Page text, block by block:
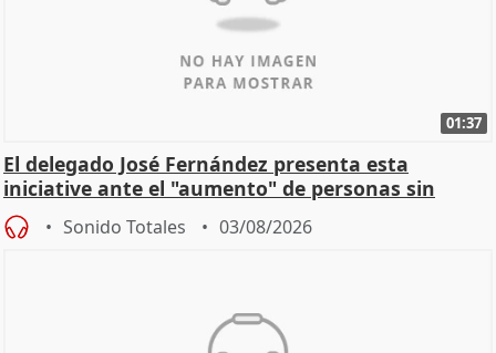
01:37
El delegado José Fernández presenta esta
iniciative ante el "aumento" de personas sin
hogar en Madri
Sonido Totales 03/08/2026